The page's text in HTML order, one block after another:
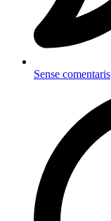
Sense comentaris